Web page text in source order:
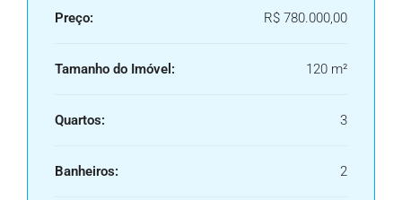
Preço: R$ 780.000,00
Tamanho do Imóvel: 120 m²
Quartos: 3
Banheiros: 2